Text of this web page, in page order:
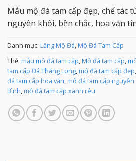
Mẫu mộ đá tam cấp đẹp, chế tác
nguyên khối, bền chắc, hoa văn
Danh mục: Lăng Mộ Đá,Mộ Đá Tam Cấp
Thẻ: mẫu mộ đá tam cấp,Mộ đá tam cấp,
tam cấp Đá Thăng Long,mộ đá tam cấp đẹp,
đá tam cấp hoa văn,mộ đá tam cấp nguyên
Bình,mộ đá tam cấp xanh rêu